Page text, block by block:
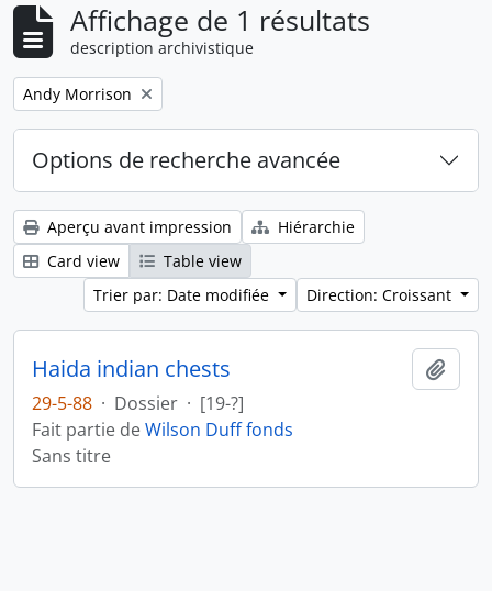
Affichage de 1 résultats
description archivistique
Remove filter:
Andy Morrison
Options de recherche avancée
Aperçu avant impression
Hiérarchie
Card view
Table view
Trier par: Date modifiée
Direction: Croissant
Haida indian chests
29-5-88 · Dossier · [19-?]
Fait partie deWilson Duff fonds
Sans titre